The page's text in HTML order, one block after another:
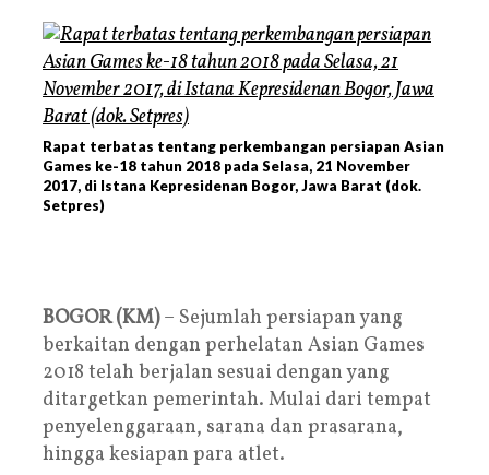
Rapat terbatas tentang perkembangan persiapan Asian
Games ke-18 tahun 2018 pada Selasa, 21 November
2017, di Istana Kepresidenan Bogor, Jawa Barat (dok.
Setpres)
BOGOR (KM)– Sejumlah persiapan yang
berkaitan dengan perhelatan Asian Games
2018 telah berjalan sesuai dengan yang
ditargetkan pemerintah. Mulai dari tempat
penyelenggaraan, sarana dan prasarana,
hingga kesiapan para atlet.